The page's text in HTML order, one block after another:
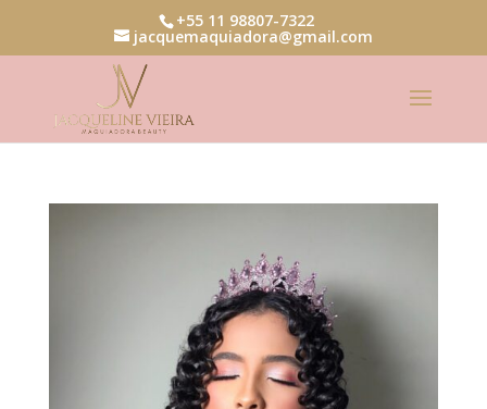
+55 11 98807-7322
jacquemaquiadora@gmail.com